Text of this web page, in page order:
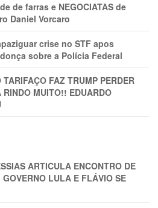
de farras e NEGOCIATAS de
Daniel Vorcaro
crise no STF apos
sobre a Polícia Federal
FAZ TRUMP PERDER
MUITO!! EDUARDO
ARTICULA ENCONTRO DE
LULA E FLÁVIO SE